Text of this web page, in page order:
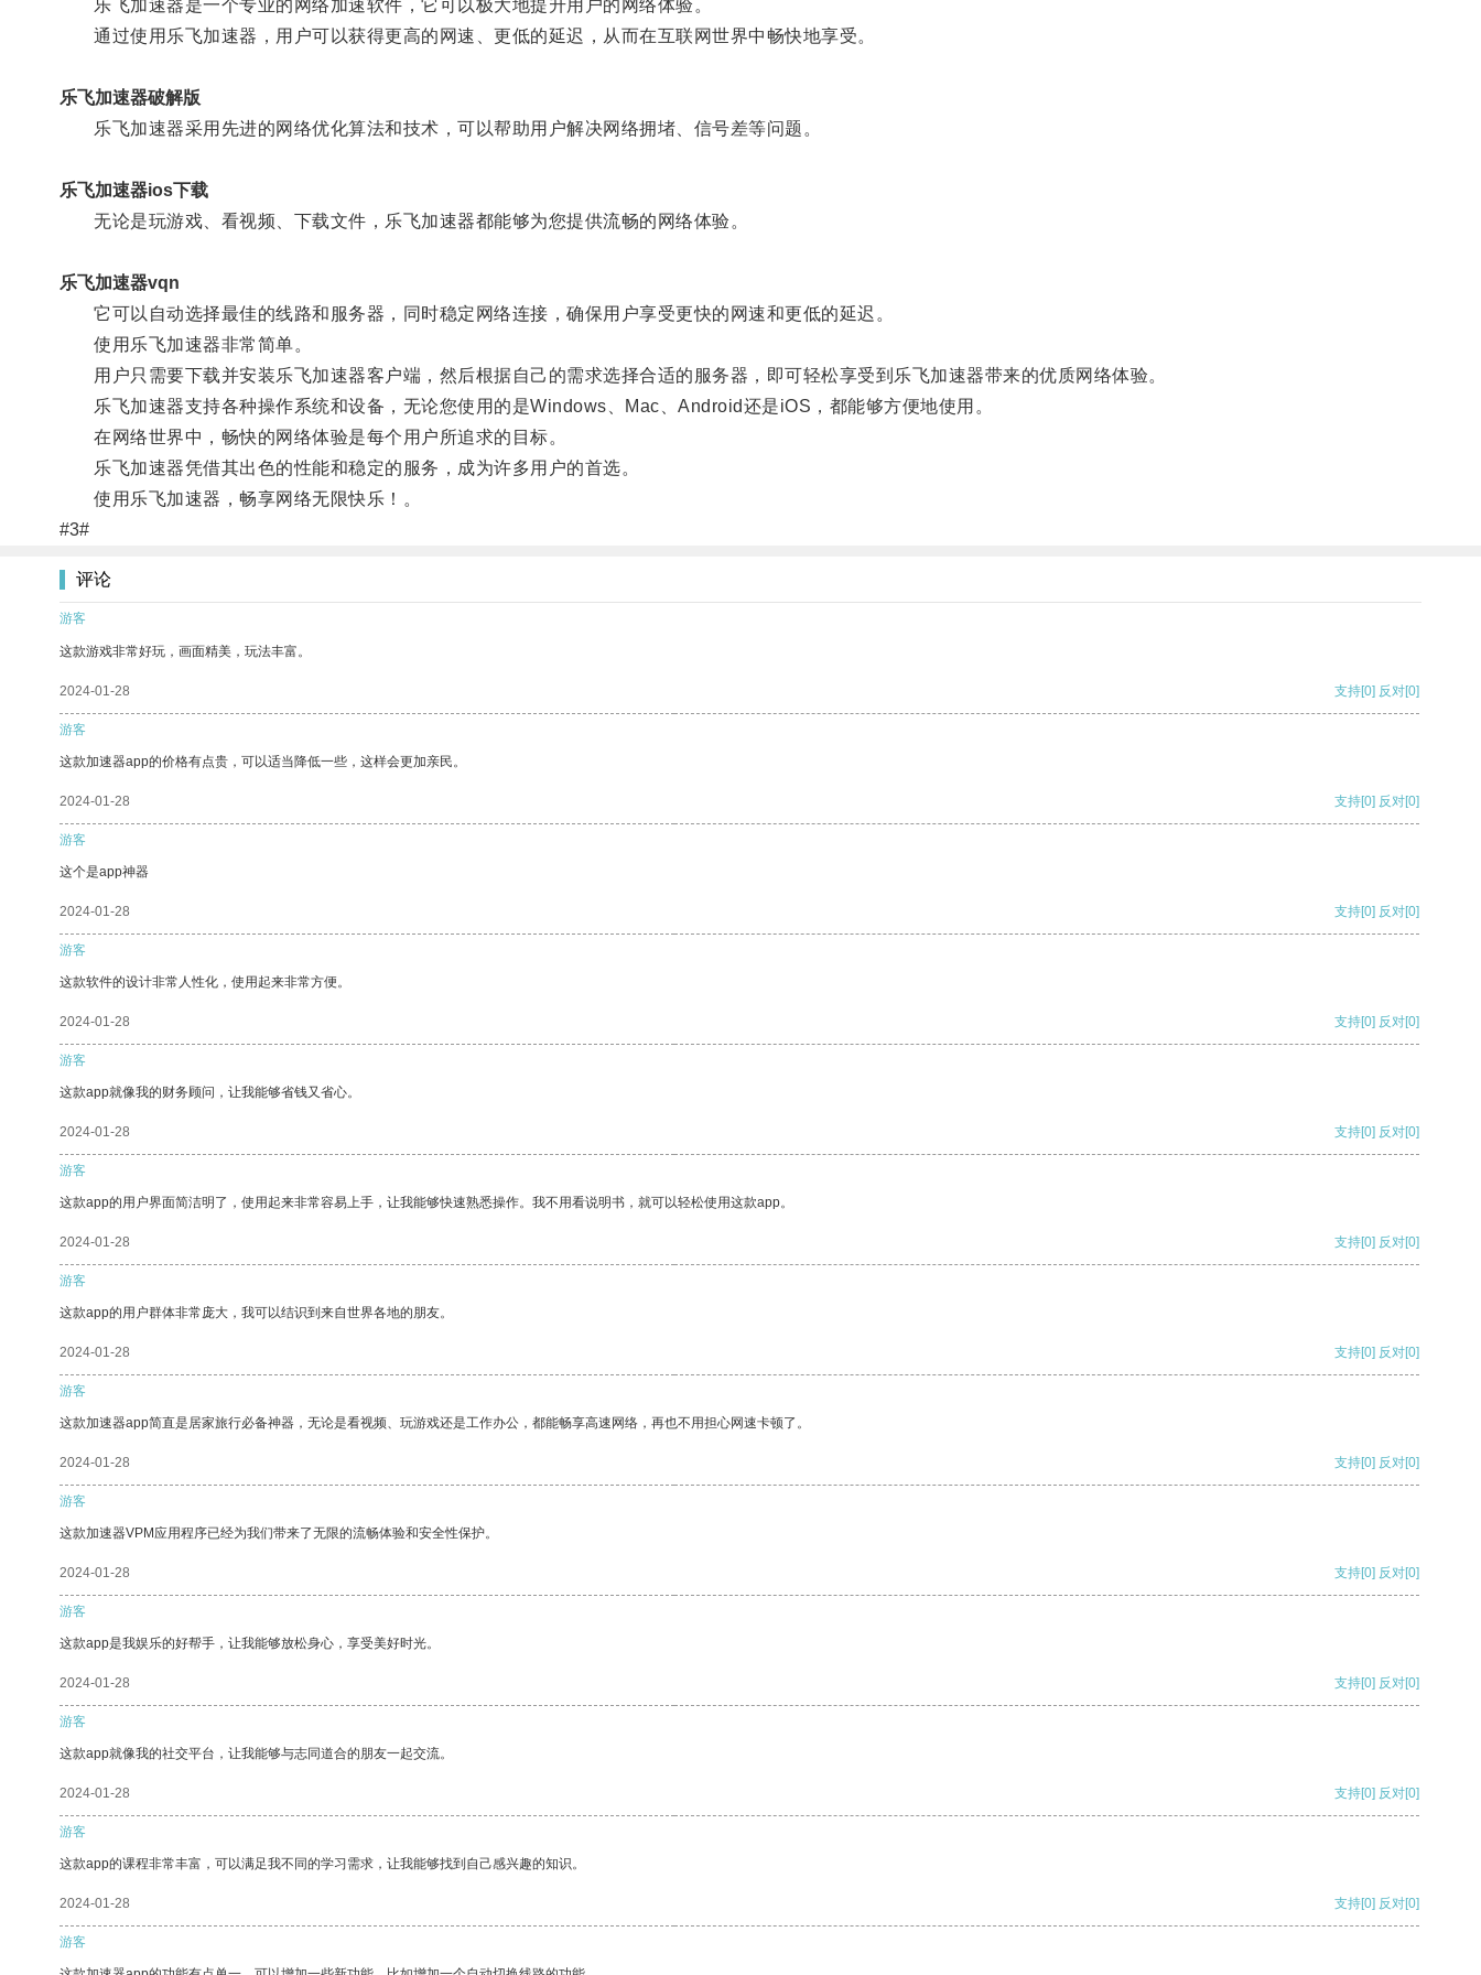
乐飞加速器是一个专业的网络加速软件，它可以极大地提升用户的网络体验。
通过使用乐飞加速器，用户可以获得更高的网速、更低的延迟，从而在互联网世界中畅快地享受。
乐飞加速器破解版
乐飞加速器采用先进的网络优化算法和技术，可以帮助用户解决网络拥堵、信号差等问题。
乐飞加速器ios下载
无论是玩游戏、看视频、下载文件，乐飞加速器都能够为您提供流畅的网络体验。
乐飞加速器vqn
它可以自动选择最佳的线路和服务器，同时稳定网络连接，确保用户享受更快的网速和更低的延迟。
使用乐飞加速器非常简单。
用户只需要下载并安装乐飞加速器客户端，然后根据自己的需求选择合适的服务器，即可轻松享受到乐飞加速器带来的优质网络体验。
乐飞加速器支持各种操作系统和设备，无论您使用的是Windows、Mac、Android还是iOS，都能够方便地使用。
在网络世界中，畅快的网络体验是每个用户所追求的目标。
乐飞加速器凭借其出色的性能和稳定的服务，成为许多用户的首选。
使用乐飞加速器，畅享网络无限快乐！。
#3#
评论
游客
这款游戏非常好玩，画面精美，玩法丰富。
2024-01-28 支持[0] 反对[0]
游客
这款加速器app的价格有点贵，可以适当降低一些，这样会更加亲民。
2024-01-28 支持[0] 反对[0]
游客
这个是app神器
2024-01-28 支持[0] 反对[0]
游客
这款软件的设计非常人性化，使用起来非常方便。
2024-01-28 支持[0] 反对[0]
游客
这款app就像我的财务顾问，让我能够省钱又省心。
2024-01-28 支持[0] 反对[0]
游客
这款app的用户界面简洁明了，使用起来非常容易上手，让我能够快速熟悉操作。我不用看说明书，就可以轻松使用这款app。
2024-01-28 支持[0] 反对[0]
游客
这款app的用户群体非常庞大，我可以结识到来自世界各地的朋友。
2024-01-28 支持[0] 反对[0]
游客
这款加速器app简直是居家旅行必备神器，无论是看视频、玩游戏还是工作办公，都能畅享高速网络，再也不用担心网速卡顿了。
2024-01-28 支持[0] 反对[0]
游客
这款加速器VPM应用程序已经为我们带来了无限的流畅体验和安全性保护。
2024-01-28 支持[0] 反对[0]
游客
这款app是我娱乐的好帮手，让我能够放松身心，享受美好时光。
2024-01-28 支持[0] 反对[0]
游客
这款app就像我的社交平台，让我能够与志同道合的朋友一起交流。
2024-01-28 支持[0] 反对[0]
游客
这款app的课程非常丰富，可以满足我不同的学习需求，让我能够找到自己感兴趣的知识。
2024-01-28 支持[0] 反对[0]
游客